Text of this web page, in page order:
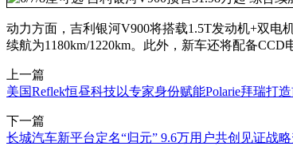
动力方面，吉利银河V900将搭载1.5T发动机+双电
续航为1180km/1220km。此外，新车还将配备
上一篇
美国Reflek恒昼科技以专家身份赋能Polarie拜瑞打
下一篇
长城汽车新平台定名“归元” 9.6万用户共创见证战